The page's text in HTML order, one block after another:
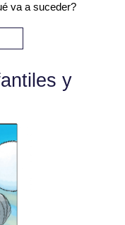
va a suceder?
y